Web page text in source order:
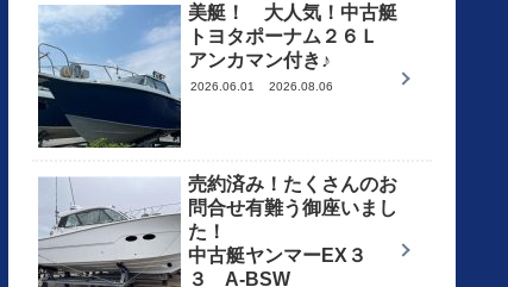
美艇！ 大人気！中古艇
トヨタポーナム２６Ｌ
アンカマン付き♪
2026.06.01 2026.08.06
売約済み！たくさんのお
問合せ有難う御座いまし
た！
中古艇ヤンマーEX３
３ A-BSW